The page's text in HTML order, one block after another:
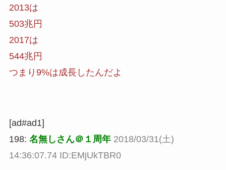
2013は
503兆円
2017は
544兆円
つまり9%は成長したんだよ
[ad#ad1]
198: 名無しさん＠１周年 2018/03/31(土)
14:36:07.74 ID:EMjUkTBR0